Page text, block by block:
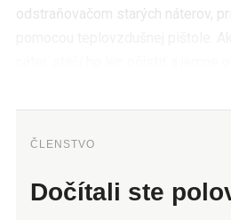
odstraňovačom starých náterov,
ČLENSTVO
Dočítali ste